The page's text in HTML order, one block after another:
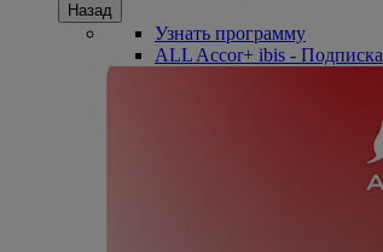
Назад
Узнать программу
ALL Accor+ ibis - Подписка